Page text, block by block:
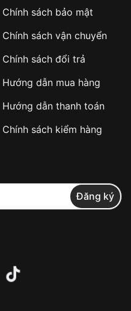
Chính sách bảo mật
Chính sách vận chuyển
Chính sách đổi trả
Hướng dẫn mua hàng
Hướng dẫn thanh toán
Chính sách kiểm hàng
Đăng ký